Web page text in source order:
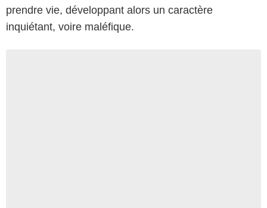
prendre vie, développant alors un caractère
inquiétant, voire maléfique.